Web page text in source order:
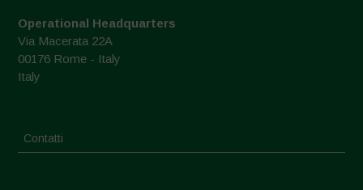
Operational Headquarters
Via Macerata 22A
00176 Rome - Italy
Italy
Contatti